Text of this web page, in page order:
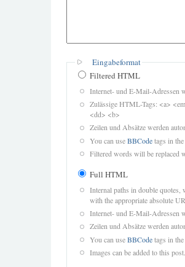
Eingabeformat
Filtered HTML
Internet- und E-Mail-Adressen
Zulässige HTML-Tags: <a>
<dd> <b>
Zeilen und Absätze werden
You can useBBCodetags in
Filtered words will be replaced
Full HTML
Internal paths in double quotes,
with the appropriate absolute
Internet- und E-Mail-Adressen
Zeilen und Absätze werden
You can useBBCodetags in
Images can be added to this post.